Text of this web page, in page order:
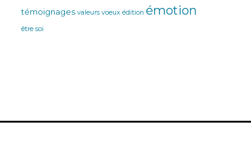
témoignages valeurs voeux édition émotion
être soi